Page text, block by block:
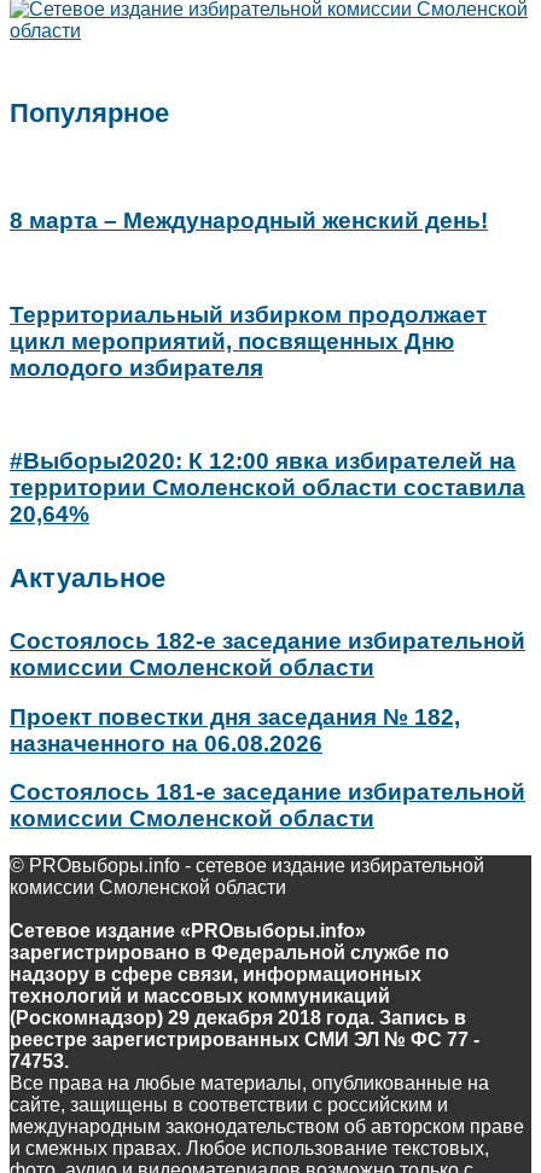
Популярное
8 марта – Международный женский день!
Территориальный избирком продолжает
цикл мероприятий, посвященных Дню
молодого избирателя
#Выборы2020: К 12:00 явка избирателей на
территории Смоленской области составила
20,64%
Актуальное
Состоялось 182-е заседание избирательной
комиссии Смоленской области
Проект повестки дня заседания № 182,
назначенного на 06.08.2026
Состоялось 181-е заседание избирательной
комиссии Смоленской области
© PROвыборы.info - сетевое издание избирательной
комиссии Смоленской области
Сетевое издание «PROвыборы.info»
зарегистрировано в Федеральной службе по
надзору в сфере связи, информационных
технологий и массовых коммуникаций
(Роскомнадзор) 29 декабря 2018 года. Запись в
реестре зарегистрированных СМИ ЭЛ № ФС 77 -
74753.
Все права на любые материалы, опубликованные на
сайте, защищены в соответствии с российским и
международным законодательством об авторском праве
и смежных правах. Любое использование текстовых,